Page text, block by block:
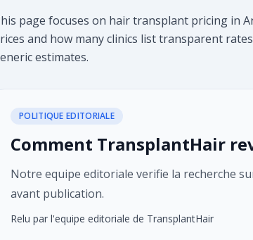
page focuses on hair transplant pricing in
and how many clinics list transparent
estimates.
POLITIQUE EDITORIALE
Comment TransplantHair
Notre equipe editoriale verifie la recherche
avant publication.
Relu par l'equipe editoriale de TransplantHair